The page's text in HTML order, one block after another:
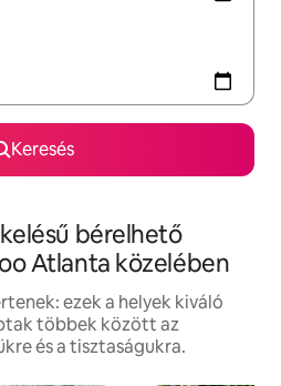
Keresés
bérelhető
Atlanta közelében
ezek a helyek kiváló
többek között az
és a tisztaságukra.